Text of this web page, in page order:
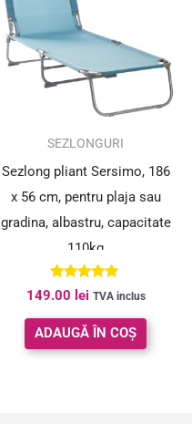
SEZLONGURI
Sezlong pliant Sersimo, 186
x 56 cm, pentru plaja sau
gradina, albastru, capacitate
110kg
Evaluat la
4.80
din 5
149.00 lei TVA inclus
ADAUGĂ ÎN COȘ